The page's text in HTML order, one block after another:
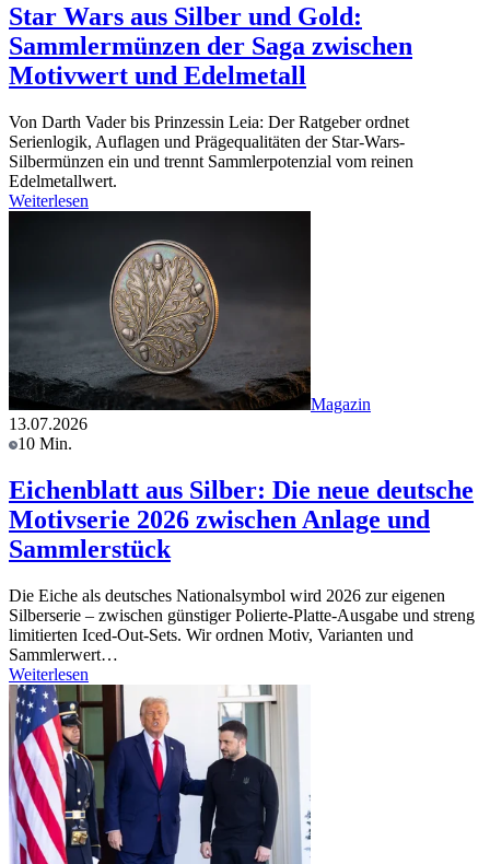
Star Wars aus Silber und Gold:
Sammlermünzen der Saga zwischen
Motivwert und Edelmetall
Von Darth Vader bis Prinzessin Leia: Der Ratgeber ordnet
Serienlogik, Auflagen und Prägequalitäten der Star-Wars-
Silbermünzen ein und trennt Sammlerpotenzial vom reinen
Edelmetallwert.
Weiterlesen
Magazin
13.07.2026
10 Min.
Eichenblatt aus Silber: Die neue deutsche
Motivserie 2026 zwischen Anlage und
Sammlerstück
Die Eiche als deutsches Nationalsymbol wird 2026 zur eigenen
Silberserie – zwischen günstiger Polierte-Platte-Ausgabe und streng
limitierten Iced-Out-Sets. Wir ordnen Motiv, Varianten und
Sammlerwert…
Weiterlesen